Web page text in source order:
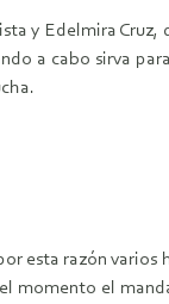
y Edelmira Cruz,
a cabo sirva
esta razón
momento el